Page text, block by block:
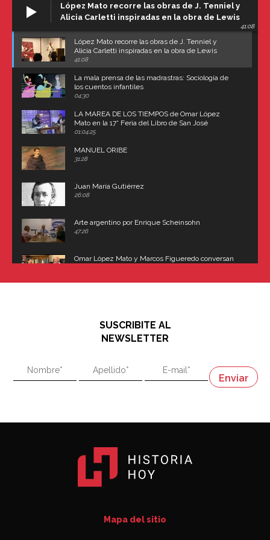
López Mato recorre las obras de J. Tenniel y
Alicia Carletti inspiradas en la obra de Lewis
41:08
López Mato recorre las obras de J. Tenniel y
Alicia Carletti inspiradas en la obra de Lewis
Carroll
41:08
La mala prensa de las madrastras: Sociología de
los cuentos infantiles
04:30
LA MAREA DE LOS TIEMPOS de Omar López
Mato en la 17° Feria del Libro de San José
(Uruguay)
01:04:25
MANUEL ORIBE
31:28
Juan María Gutiérrez
26:08
Arte argentino por Enrique Scheinsohn
47:26
Omar López Mato y Marcos Figueredo conversan
"En política, la estupidez no es una desventaja"
"En política, la estupidez no es una desventaja"
Napoleón
SUSCRIBITE AL
NEWSLETTER
Mapa del sitio